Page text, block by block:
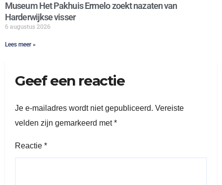
Museum Het Pakhuis Ermelo zoekt nazaten van
Harderwijkse visser
6 augustus 2026
Lees meer »
Geef een reactie
Je e-mailadres wordt niet gepubliceerd. Vereiste
velden zijn gemarkeerd met*
Reactie *